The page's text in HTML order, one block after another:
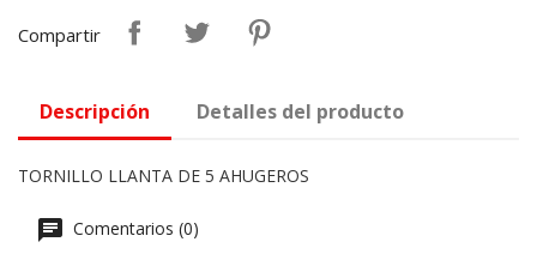
Compartir
Descripción Detalles del producto
TORNILLO LLANTA DE 5 AHUGEROS
Comentarios (0)